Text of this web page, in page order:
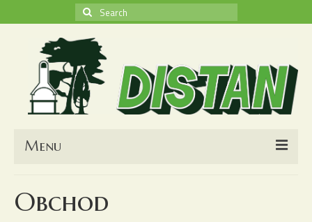
Search
for:
Menu
Kontakt
Obchod